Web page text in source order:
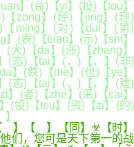
】(益)【yi】(投)【tou】
zong】(经)【jing】(理)
ming】(对)【dui】(第)
】(表)【biao】(示)【shi】
大)【da】(涨)【zhang】
(态)【tai】(，)【，】(非)
】(跌)【die】(也)【ye】
(态)【tai】(，)【，】(建)
】(者)【zhe】(采)【cai】
(投)【tou】(资)【zi】(的)
】【 】【同】☣【时】
，您可是天下第一的战